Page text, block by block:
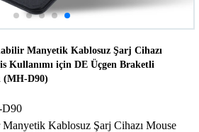
Manyetik Kablosuz Şarj Cihazı
Kullanımı için DE Üçgen Braketli
(MH-D90)
D90
Kablosuz Şarj Cihazı Mouse